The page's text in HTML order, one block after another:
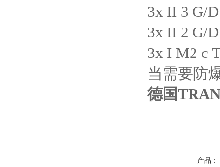
3x II 3 G/
3x II 2 G/
3x I M2 c
当需要防
德国
产品：